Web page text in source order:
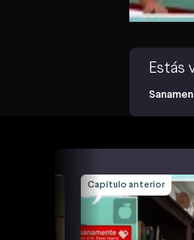
Estás
Capítulo anterior